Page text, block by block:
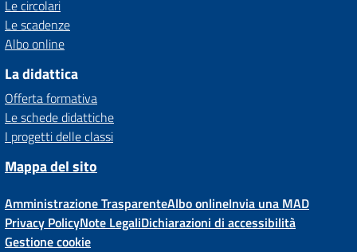
Le circolari
Le scadenze
Albo online
La didattica
Offerta formativa
Le schede didattiche
I progetti delle classi
Mappa del sito
Amministrazione TrasparenteAlbo onlineInvia una MAD
Privacy PolicyNote LegaliDichiarazioni di accessibilità
Gestione cookie